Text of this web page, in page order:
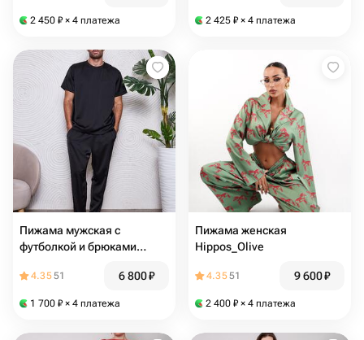
2 450 ₽ × 4 платежа 2 425 ₽ × 4 платежа
Пижама мужская с
футболкой и брюками
4.3551 6 800₽
1 700 ₽ × 4 платежа
Пижама женская
Hippos_Olive
4.3551 9 600₽
2 400 ₽ × 4 платежа